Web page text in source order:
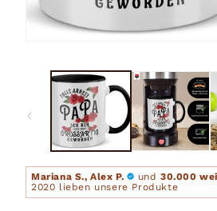
Modal
Mariana S., Alex P. und 30.000
2020 lieben unsere Produkte